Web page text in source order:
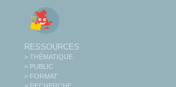
RESSOURCES
> THÉMATIQUE
> PUBLIC
> FORMAT